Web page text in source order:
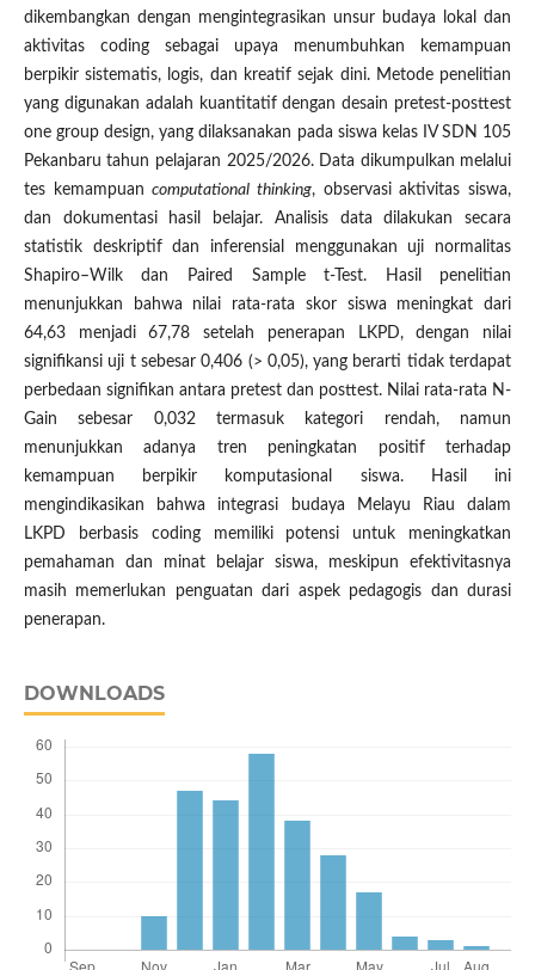
dikembangkan dengan mengintegrasikan unsur budaya lokal dan
aktivitas coding sebagai upaya menumbuhkan kemampuan
berpikir sistematis, logis, dan kreatif sejak dini. Metode penelitian
yang digunakan adalah kuantitatif dengan desain pretest-posttest
one group design, yang dilaksanakan pada siswa kelas IV SDN 105
Pekanbaru tahun pelajaran 2025/2026. Data dikumpulkan melalui
tes kemampuancomputational thinking, observasi aktivitas siswa,
dan dokumentasi hasil belajar. Analisis data dilakukan secara
statistik deskriptif dan inferensial menggunakan uji normalitas
Shapiro–Wilk dan Paired Sample t-Test. Hasil penelitian
menunjukkan bahwa nilai rata-rata skor siswa meningkat dari
64,63 menjadi 67,78 setelah penerapan LKPD, dengan nilai
signifikansi uji t sebesar 0,406 (> 0,05), yang berarti tidak terdapat
perbedaan signifikan antara pretest dan posttest. Nilai rata-rata N-
Gain sebesar 0,032 termasuk kategori rendah, namun
menunjukkan adanya tren peningkatan positif terhadap
kemampuan berpikir komputasional siswa. Hasil ini
mengindikasikan bahwa integrasi budaya Melayu Riau dalam
LKPD berbasis coding memiliki potensi untuk meningkatkan
pemahaman dan minat belajar siswa, meskipun efektivitasnya
masih memerlukan penguatan dari aspek pedagogis dan durasi
penerapan.
DOWNLOADS